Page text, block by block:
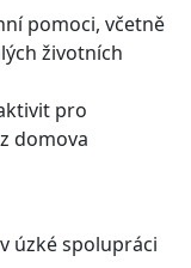
pomoci, včetně
životních
pro
domova
úzké spolupráci